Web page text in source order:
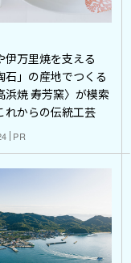
伊万里焼を支える
石」の産地でつくる
浜焼 寿芳窯〉が模索
れからの伝統工芸
PR